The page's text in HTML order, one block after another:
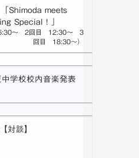
Shimoda meets
Special！」
～ 2回目 12:30～ 3
回目 18:30～）
学校校内音楽発表
対談】